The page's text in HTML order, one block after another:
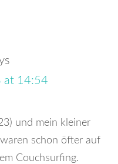
at 14:54
und mein kleiner
schon öfter auf
Couchsurfing.